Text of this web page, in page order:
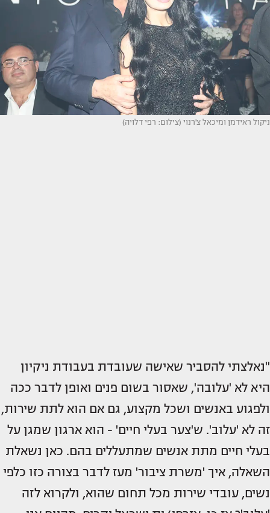
ניקול ראידמן ומיכאל צ'רנוי (צילום: רפי דלויה)
"נאלצתי להסביר שאישה שעובדת בעבודת ניקיון
היא לא 'עלובה', שאסור בשום פנים ואופן לדבר ככה
ולפגוע באנשים ושכל מקצוע, גם אם הוא לתת שירות,
זה לא 'עלוב'. ש'צער בעלי חיים' - הוא ארגון שמגן על
בעלי חיים מתת אנשים שמתעללים בהם. כאן נשאלת
השאלה, איך 'משרת ציבור' מעז לדבר בצורה כזו כלפי
נשים, עובדי שירות מכל תחום שהוא, ולקרוא לזה